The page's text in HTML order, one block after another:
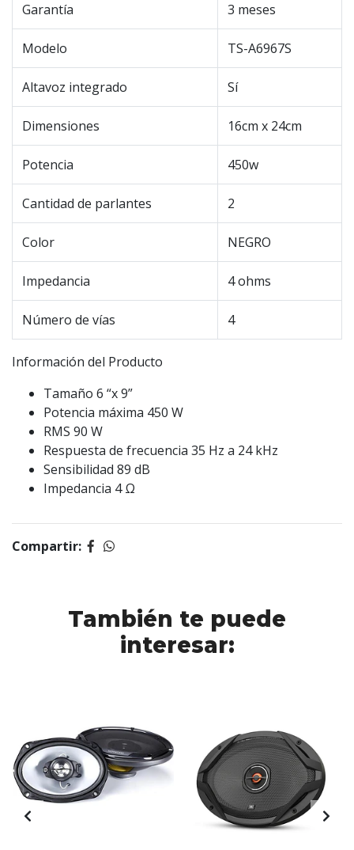
Garantía 3 meses
Modelo TS-A6967S
Altavoz integrado Sí
Dimensiones 16cm x 24cm
Potencia 450w
Cantidad de parlantes 2
Color NEGRO
Impedancia 4 ohms
Número de vías 4
Información del Producto
Tamaño 6 “x 9”
Potencia máxima 450 W
RMS 90 W
Respuesta de frecuencia 35 Hz a 24 kHz
Sensibilidad 89 dB
Impedancia 4 Ω
Compartir:
También te puede
interesar: